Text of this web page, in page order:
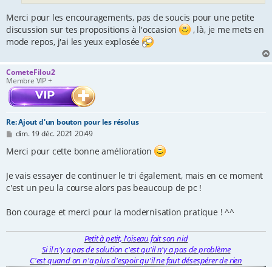
Merci pour les encouragements, pas de soucis pour une petite
discussion sur tes propositions à l'occasion
, là, je me mets en
mode repos, j'ai les yeux explosée
CometeFilou2
Membre VIP +
Re: Ajout d'un bouton pour les résolus
M
s
g
e
dim. 19 déc. 2021 20:49
Merci pour cette bonne amélioration
Je vais essayer de continuer le tri également, mais en ce moment
c'est un peu la course alors pas beaucoup de pc !
Bon courage et merci pour la modernisation pratique ! ^^
Petit à petit, l'oiseau fait son nid
Si il n'y a pas de solution c'est qu'il n'y a pas de problème
C'est quand on n'a plus d'espoir qu'il ne faut désespérer de rien